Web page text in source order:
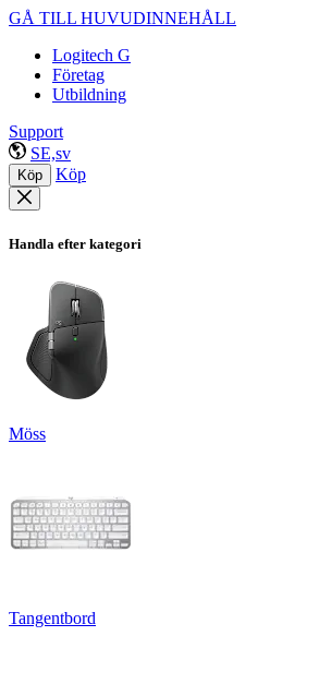
GÅ TILL HUVUDINNEHÅLL
Logitech G
Företag
Utbildning
Support
SE,sv
Köp Köp
Handla efter kategori
Möss
Tangentbord